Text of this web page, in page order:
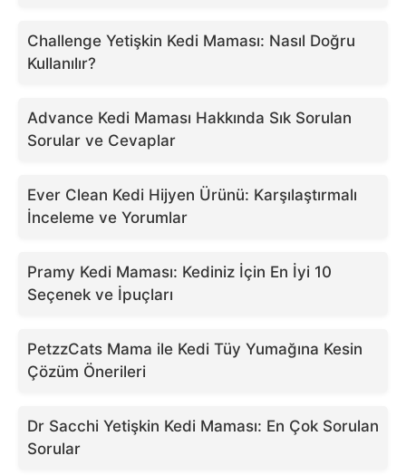
Challenge Yetişkin Kedi Maması: Nasıl Doğru
Kullanılır?
Advance Kedi Maması Hakkında Sık Sorulan
Sorular ve Cevaplar
Ever Clean Kedi Hijyen Ürünü: Karşılaştırmalı
İnceleme ve Yorumlar
Pramy Kedi Maması: Kediniz İçin En İyi 10
Seçenek ve İpuçları
PetzzCats Mama ile Kedi Tüy Yumağına Kesin
Çözüm Önerileri
Dr Sacchi Yetişkin Kedi Maması: En Çok Sorulan
Sorular